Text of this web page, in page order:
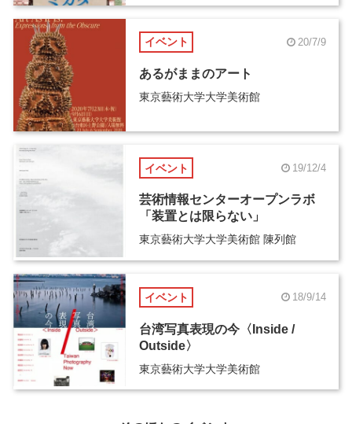
イベント 20/7/9
あるがままのアート
東京藝術大学大学美術館
イベント 19/12/4
芸術情報センターオープンラボ
「装置とは限らない」
東京藝術大学大学美術館 陳列館
イベント 18/9/14
台湾写真表現の今〈Inside /
Outside〉
東京藝術大学大学美術館